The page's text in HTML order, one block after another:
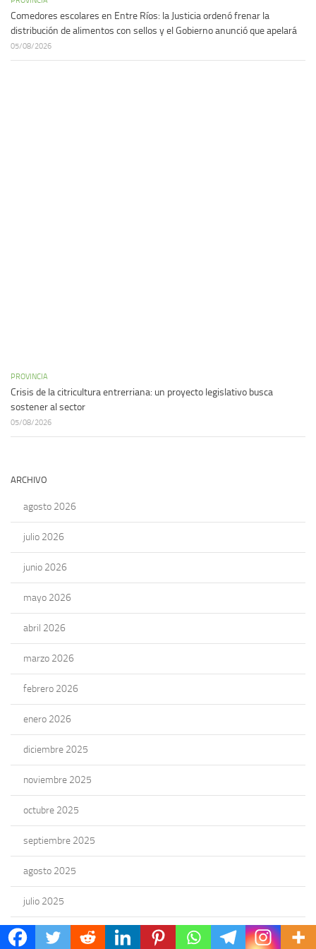
Comedores escolares en Entre Ríos: la Justicia ordenó frenar la
distribución de alimentos con sellos y el Gobierno anunció que apelará
05/08/2026
PROVINCIA
Crisis de la citricultura entrerriana: un proyecto legislativo busca
sostener al sector
05/08/2026
ARCHIVO
agosto 2026
julio 2026
junio 2026
mayo 2026
abril 2026
marzo 2026
febrero 2026
enero 2026
diciembre 2025
noviembre 2025
octubre 2025
septiembre 2025
agosto 2025
julio 2025
junio 2025